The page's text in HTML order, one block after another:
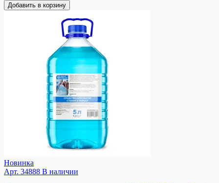
Добавить в корзину
Новинка
Арт. 34888 В наличии